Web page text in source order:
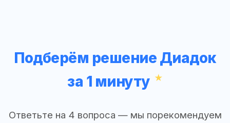
Подберём решение Диадок
за 1 минуту
Ответьте на 4 вопроса — мы порекомендуем